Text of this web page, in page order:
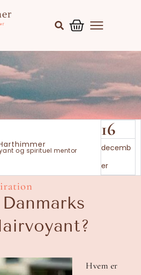
og spirituel mentor
16
decemb
er
Hvem er